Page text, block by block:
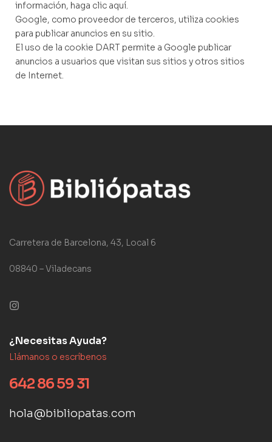
información, haga clic aquí.
Google, como proveedor de terceros, utiliza cookies
para publicar anuncios en su sitio.
El uso de la cookie DART permite a Google publicar
anuncios a usuarios que visitan sus sitios y otros sitios
de Internet.
Carretera de Barcelona, 43, Local 6
08840 – Viladecans
¿Necesitas Ayuda?
Llámanos o escríbenos
642 86 59 31
hola@bibliopatas.com